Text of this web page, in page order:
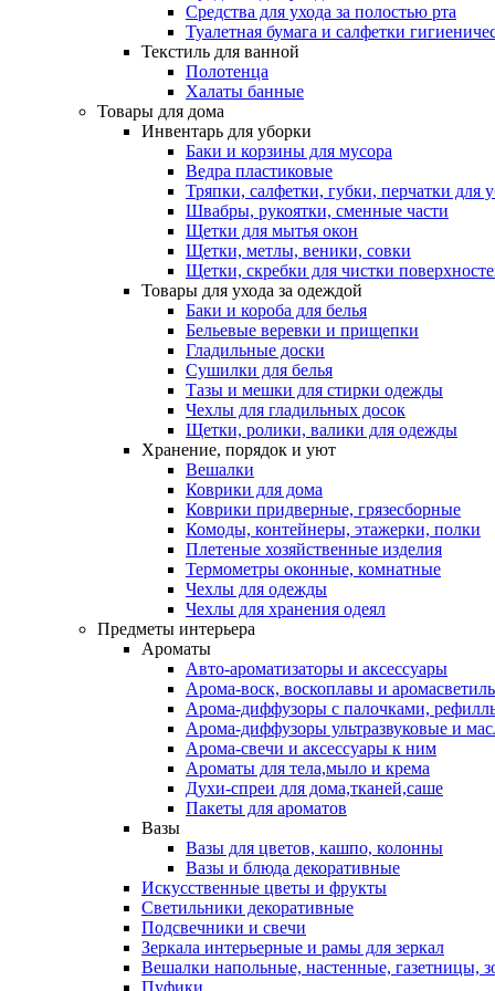
Средства для ухода за полостью рта
Туалетная бумага и салфетки
Текстиль для ванной
Полотенца
Халаты банные
Товары для дома
Инвентарь для уборки
Баки и корзины для мусора
Ведра пластиковые
Тряпки, салфетки, губки, перчатки для
Швабры, рукоятки, сменные части
Щетки для мытья окон
Щетки, метлы, веники, совки
Щетки, скребки для чистки
Товары для ухода за одеждой
Баки и короба для белья
Бельевые веревки и прищепки
Гладильные доски
Сушилки для белья
Тазы и мешки для стирки одежды
Чехлы для гладильных досок
Щетки, ролики, валики для одежды
Хранение, порядок и уют
Вешалки
Коврики для дома
Коврики придверные, грязесборные
Комоды, контейнеры, этажерки, полки
Плетеные хозяйственные изделия
Термометры оконные, комнатные
Чехлы для одежды
Чехлы для хранения одеял
Предметы интерьера
Ароматы
Авто-ароматизаторы и аксессуары
Арома-воск, воскоплавы и
Арома-диффузоры с палочками,
Арома-диффузоры ультразвуковые и
Арома-свечи и аксессуары к ним
Ароматы для тела,мыло и крема
Духи-спреи для дома,тканей,саше
Пакеты для ароматов
Вазы
Вазы для цветов, кашпо, колонны
Вазы и блюда декоративные
Искусственные цветы и фрукты
Светильники декоративные
Подсвечники и свечи
Зеркала интерьерные и рамы для зеркал
Вешалки напольные, настенные, газетницы,
Пуфики